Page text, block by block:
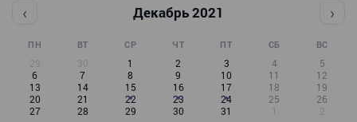
‹ Декабрь 2021 ›
ПН ВТ СР ЧТ ПТ СБ ВС
29 30 1 2 3 4
5
6
7 8 9 10 11
12
13
14 15 16 17 18
19
20
21 22 23 24 25
26
27
28 29 30 31 1 2